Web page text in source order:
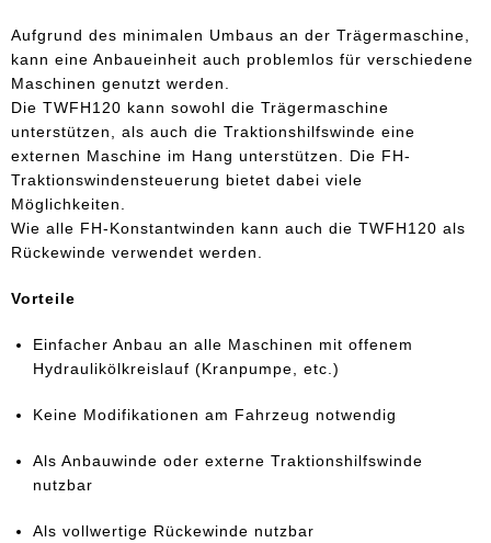
Aufgrund des minimalen Umbaus an der Trägermaschine,
kann eine Anbaueinheit auch problemlos für verschiedene
Maschinen genutzt werden.
Die TWFH120 kann sowohl die Trägermaschine
unterstützen, als auch die Traktionshilfswinde eine
externen Maschine im Hang unterstützen. Die FH-
Traktionswindensteuerung bietet dabei viele
Möglichkeiten.
Wie alle FH-Konstantwinden kann auch die TWFH120 als
Rückewinde verwendet werden.
Vorteile
Einfacher Anbau an alle Maschinen mit offenem
Hydraulikölkreislauf (Kranpumpe, etc.)
Keine Modifikationen am Fahrzeug notwendig
Als Anbauwinde oder externe Traktionshilfswinde
nutzbar
Als vollwertige Rückewinde nutzbar